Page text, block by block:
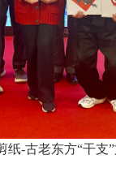
-古老东方“干支